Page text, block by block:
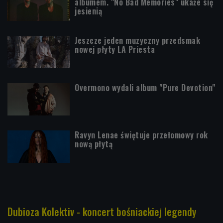
jesienią
Jeszcze jeden muzyczny przedsmak
nowej płyty LA Priesta
Overmono wydali album "Pure Devotion"
Ravyn Lenae świętuje przełomowy rok
nową płytą
Dubioza Kolektiv - koncert bośniackiej legendy